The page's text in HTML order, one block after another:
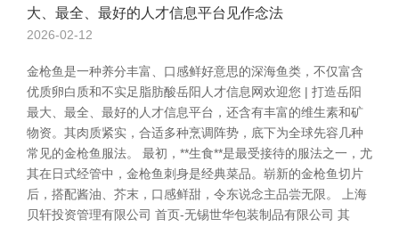
大、最全、最好的人才信息平台见作念法
2026-02-12
金枪鱼是一种养分丰富、口感鲜好意思的深海鱼类，不仅富含
优质卵白质和不实足脂肪酸岳阳人才信息网欢迎您 | 打造岳阳
最大、最全、最好的人才信息平台，还含有丰富的维生素和矿
物资。其肉质紧实，合适多种烹调阵势，底下为全球先容几种
常见的金枪鱼服法。 最初，**生食**是最受接待的服法之一，尤
其在日式经管中，金枪鱼刺身是经典菜品。崭新的金枪鱼切片
后，搭配酱油、芥末，口感鲜甜，令东说念主品尝无限。 上海
贝轩投资管理有限公司 首页-无锡世华包装制品有限公司 其